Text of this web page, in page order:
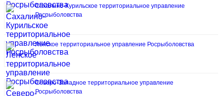
Сахалино-Курильское территориальное управление
Росрыболовства
Ленское территориальное управление Росрыболовства
Северо-Западное территориальное управление
Росрыболовства